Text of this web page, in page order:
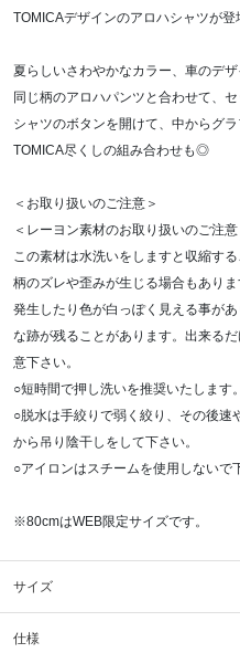
TOMICAデザインのアロハシャツが登
夏らしいさわやかなカラー、車のデザ
同じ柄のアロハパンツと合わせて、
シャツのボタンを開けて、中からグ
TOMICA尽くしの組み合わせも◎
＜お取り扱いのご注意＞
＜レーヨン素材のお取り扱いのご注意
この素材は水洗いをしますと収縮す
柄のズレや歪みが生じる場合もあり
発生したり色が白っぽく見える事が
な跡が残ることがあります。出来る
意下さい。
○短時間で押し洗いを推奨いたします。
○脱水は手絞りで弱く絞り、その後速
から吊り陰干しをして下さい。
○アイロンはスチームを使用しないで
※80cmはWEB限定サイズです。
サイズ
仕様